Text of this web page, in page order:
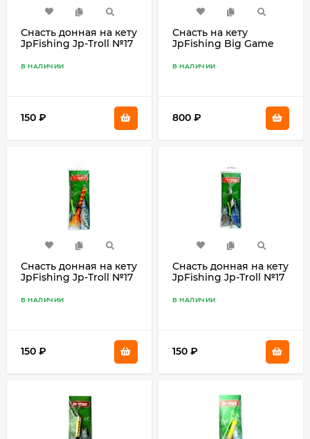
Снасть донная на кету
JpFishing Jp-Troll №17
color 010)
В НАЛИЧИИ
150 ₽
Снасть на кету
JpFishing Big Game
поплавок, джиггер
В НАЛИЧИИ
800 ₽
Снасть донная на кету
JpFishing Jp-Troll №17
color 008)
В НАЛИЧИИ
150 ₽
Снасть донная на кету
JpFishing Jp-Troll №17
color 024)
В НАЛИЧИИ
150 ₽